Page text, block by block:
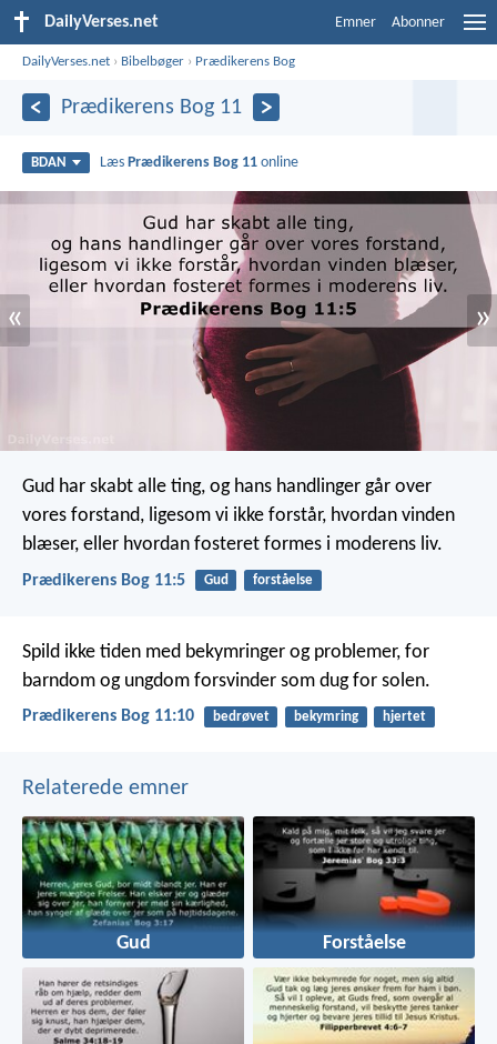
DailyVerses.net Emner Abonner
DailyVerses.net › Bibelbøger › Prædikerens Bog
Prædikerens Bog 11
BDAN Læs Prædikerens Bog 11 online
« »
Gud har skabt alle ting, og hans handlinger går over
vores forstand, ligesom vi ikke forstår, hvordan vinden
blæser, eller hvordan fosteret formes i moderens liv.
Prædikerens Bog 11:5 Gud forståelse
Spild ikke tiden med bekymringer og problemer, for
barndom og ungdom forsvinder som dug for solen.
Prædikerens Bog 11:10 bedrøvet bekymring hjertet
Relaterede emner
Gud Forståelse